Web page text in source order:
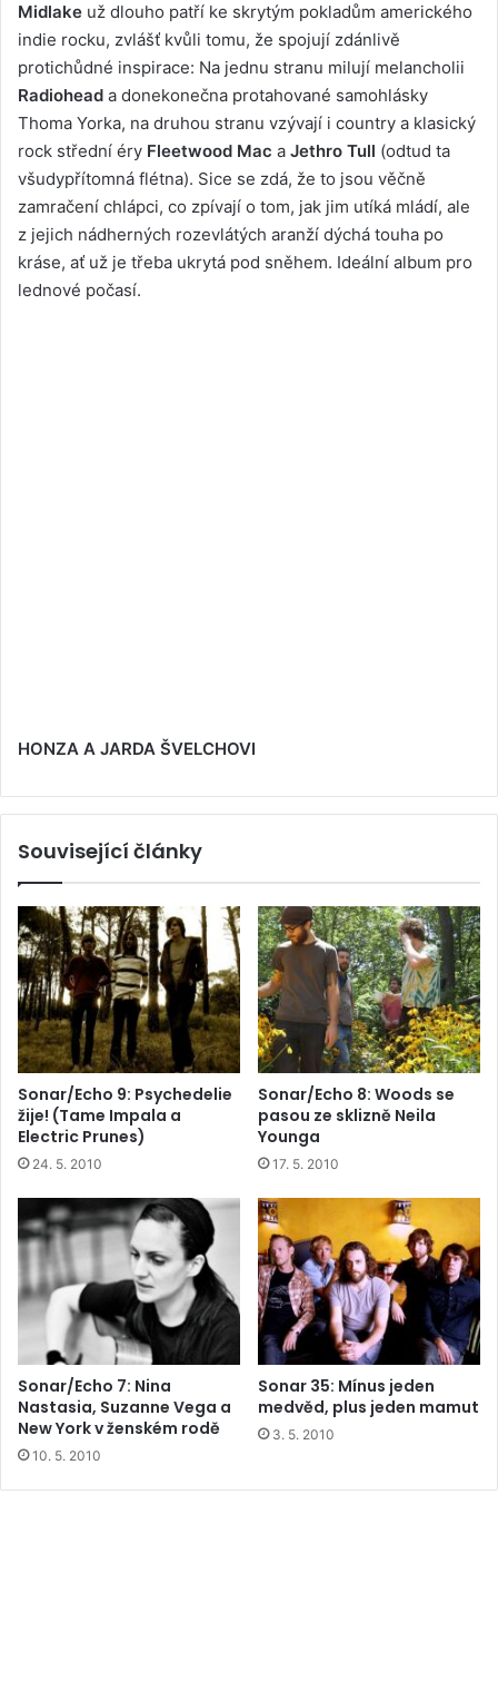
Midlake už dlouho patří ke skrytým pokladům amerického
indie rocku, zvlášť kvůli tomu, že spojují zdánlivě
protichůdné inspirace: Na jednu stranu milují melancholii
Radiohead a donekonečna protahované samohlásky
Thoma Yorka, na druhou stranu vzývají i country a klasický
rock střední éry Fleetwood Mac a Jethro Tull (odtud ta
všudypřítomná flétna). Sice se zdá, že to jsou věčně
zamračení chlápci, co zpívají o tom, jak jim utíká mládí, ale
z jejich nádherných rozevlátých aranží dýchá touha po
kráse, ať už je třeba ukrytá pod sněhem. Ideální album pro
lednové počasí.
HONZA A JARDA ŠVELCHOVI
Související články
Sonar/Echo 9: Psychedelie
žije! (Tame Impala a
Electric Prunes)
24. 5. 2010
Sonar/Echo 8: Woods se
pasou ze sklizně Neila
Younga
17. 5. 2010
Sonar/Echo 7: Nina
Nastasia, Suzanne Vega a
New York v ženském rodě
10. 5. 2010
Sonar 35: Mínus jeden
medvěd, plus jeden mamut
3. 5. 2010